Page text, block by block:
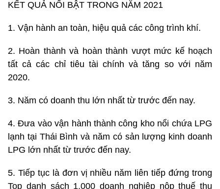
KẾT QUẢ NỔI BẬT TRONG NĂM 2021
1. Vận hành an toàn, hiệu quả các công trình khí.
2. Hoàn thành và hoàn thành vượt mức kế hoạch
tất cả các chỉ tiêu tài chính và tăng so với năm
2020.
3. Năm có doanh thu lớn nhất từ trước đến nay.
4. Đưa vào vận hành thành công kho nổi chứa LPG
lạnh tại Thái Bình và năm có sản lượng kinh doanh
LPG lớn nhất từ trước đến nay.
5. Tiếp tục là đơn vị nhiều năm liên tiếp đứng trong
Top danh sách 1.000 doanh nghiệp nộp thuế thu